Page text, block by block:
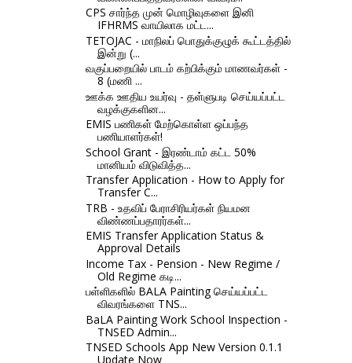
CPS சார்ந்த முன் மொழிவுகளை இனி
IFHRMS வாயிலாக மட்ட...
TETOJAC - மாநிலப் பொதுக்குழுக் கூட்டத்தில்
இன்று (...
வகுப்பறையில் பாடம் கற்பிக்கும் மாணவர்கள் -
8 (மணி ...
ஊக்க ஊதிய உயர்வு - தள்ளுபடி செய்யப்பட்ட
வழக்குகளின...
EMIS பணிகள் மேற்கொள்ள ஒப்பந்த
பணியாளர்கள்!
School Grant - இரண்டாம் கட்ட 50%
மானியம் விடுவித்த...
Transfer Application - How to Apply for
Transfer C...
TRB - உதவிப் பேராசிரியர்கள் நியமன
விண்ணப்பதாரர்கள்...
EMIS Transfer Application Status &
Approval Details
Income Tax - Pension - New Regime /
Old Regime கடி...
பள்ளிகளில் BALA Painting செய்யப்பட்ட
விவரங்களை TNS...
BaLA Painting Work School Inspection -
TNSED Admin...
TNSED Schools App New Version 0.1.1
Update Now